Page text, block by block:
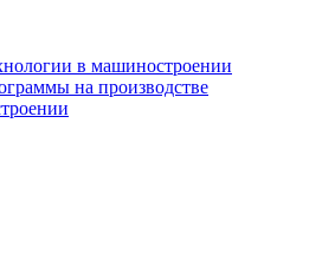
в машиностроении
на производстве